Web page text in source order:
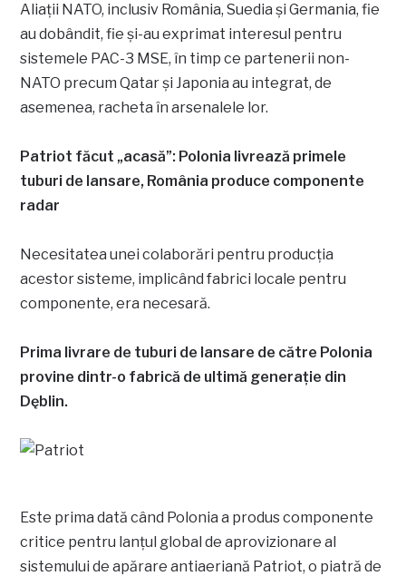
Aliații NATO, inclusiv România, Suedia și Germania, fie
au dobândit, fie și-au exprimat interesul pentru
sistemele PAC-3 MSE, în timp ce partenerii non-
NATO precum Qatar și Japonia au integrat, de
asemenea, racheta în arsenalele lor.
Patriot făcut „acasă”: Polonia livrează primele
tuburi de lansare, România produce componente
radar
Necesitatea unei colaborări pentru producția
acestor sisteme, implicând fabrici locale pentru
componente, era necesară.
Prima livrare de tuburi de lansare de către Polonia
provine dintr-o fabrică de ultimă generație din
Dęblin.
Este prima dată când Polonia a produs componente
critice pentru lanțul global de aprovizionare al
sistemului de apărare antiaeriană Patriot, o piatră de